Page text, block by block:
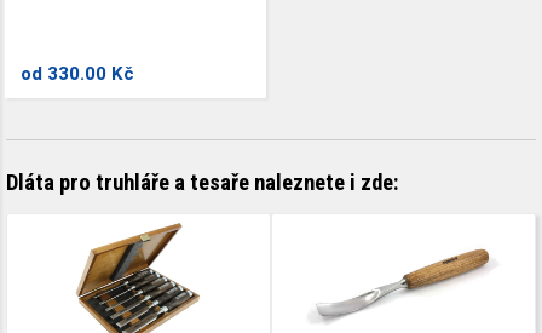
od 330.00 Kč
Dláta pro truhláře a tesaře naleznete i zde: